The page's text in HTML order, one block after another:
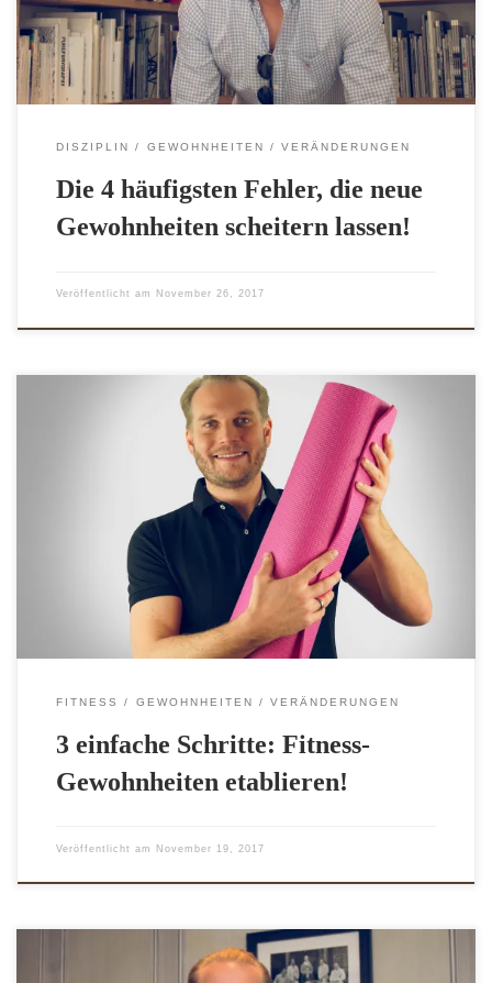
Versuch, alles auf einmal zu ändernLösung: Schritt für
Schritt, statt […]
DISZIPLIN GEWOHNHEITEN VERÄNDERUNGEN
Die 4 häufigsten Fehler, die neue
Gewohnheiten scheitern lassen!
Veröffentlicht am November 26, 2017
Viele Menschen möchten es sich gerne zur Gewohnheit
machen, (mehr) Sport zu treiben. Wunsch und Wirklichkeit
sind aber, wie so oft, zwei verschiedene Dinge. Das
Verhalten zu ändern ist schwierig und eine neue Form von
„Fitness-Gewohnheiten“ zu integrieren ist hart. Das
bestätigt sich, wenn man noch persönliche Gefühle über
FITNESS GEWOHNHEITEN VERÄNDERUNGEN
3 einfache Schritte: Fitness-
Gewohnheiten etablieren!
Veröffentlicht am November 19, 2017